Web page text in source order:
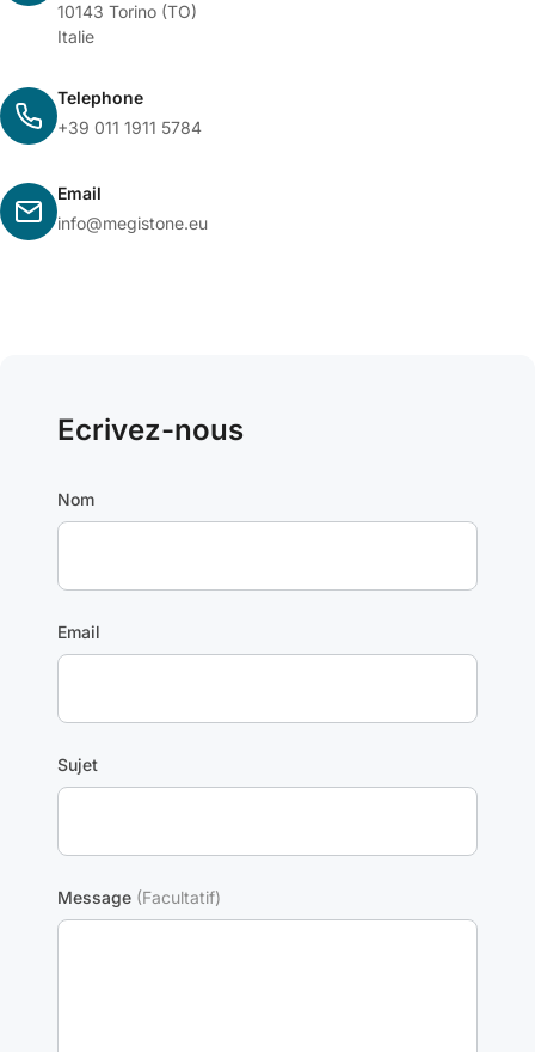
10143 Torino (TO)
Italie
Telephone
+39 011 1911 5784
Email
info@megistone.eu
Ecrivez-nous
Nom
Email
Sujet
Message (Facultatif)